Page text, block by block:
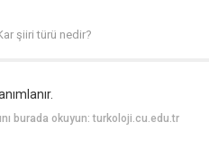
şiiri türü nedir?
burada okuyun: turkoloji.cu.edu.tr